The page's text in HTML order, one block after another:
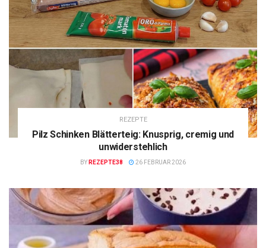
REZEPTE
Pilz Schinken Blätterteig: Knusprig, cremig und
unwiderstehlich
BY REZEPTE38 26 FEBRUAR 2026